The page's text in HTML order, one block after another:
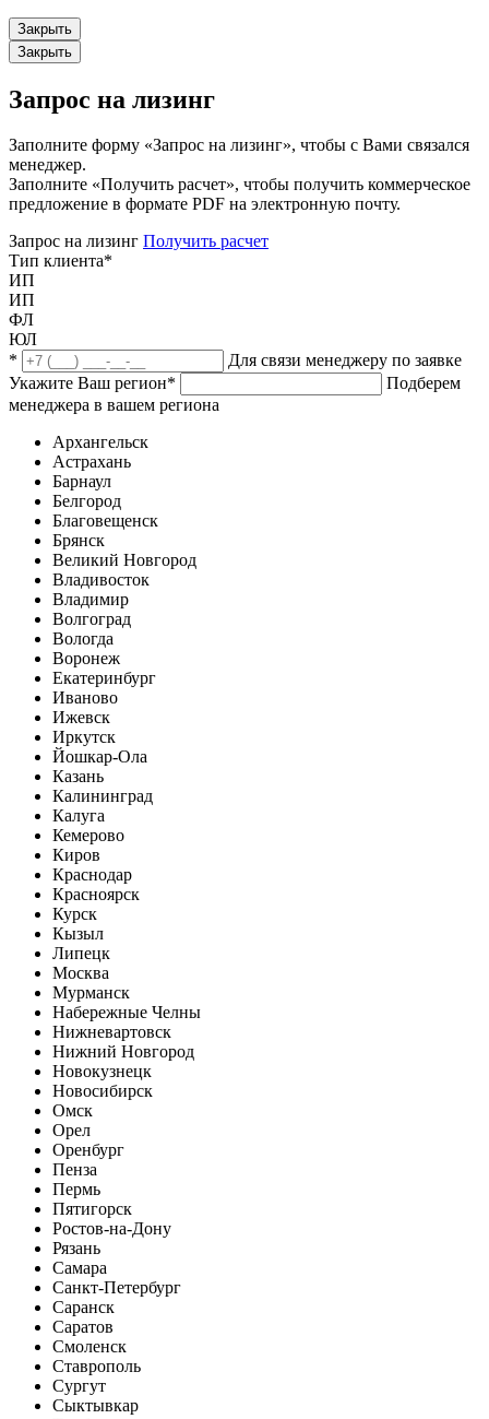
Закрыть
Закрыть
Запрос на лизинг
Заполните форму «Запрос на лизинг», чтобы с Вами связался
менеджер.
Заполните «Получить расчет», чтобы получить коммерческое
предложение в формате PDF на электронную почту.
Запрос на лизинг Получить расчет
Тип клиента*
ИП
ИП
ФЛ
ЮЛ
*
Для связи менеджеру по заявке
Укажите Ваш регион*
Подберем
менеджера в вашем региона
Архангельск
Астрахань
Барнаул
Белгород
Благовещенск
Брянск
Великий Новгород
Владивосток
Владимир
Волгоград
Вологда
Воронеж
Екатеринбург
Иваново
Ижевск
Иркутск
Йошкар-Ола
Казань
Калининград
Калуга
Кемерово
Киров
Краснодар
Красноярск
Курск
Кызыл
Липецк
Москва
Мурманск
Набережные Челны
Нижневартовск
Нижний Новгород
Новокузнецк
Новосибирск
Омск
Орел
Оренбург
Пенза
Пермь
Пятигорск
Ростов-на-Дону
Рязань
Самара
Санкт-Петербург
Саранск
Саратов
Смоленск
Ставрополь
Сургут
Сыктывкар